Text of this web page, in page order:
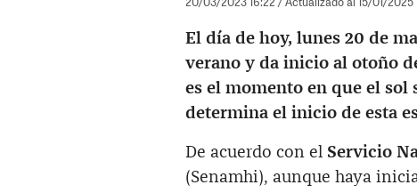
El día de hoy, lunes 20 de
verano y da inicio al otoño
es el momento en que el sol
determina el inicio de esta
De acuerdo con el Servicio
(Senamhi), aunque haya